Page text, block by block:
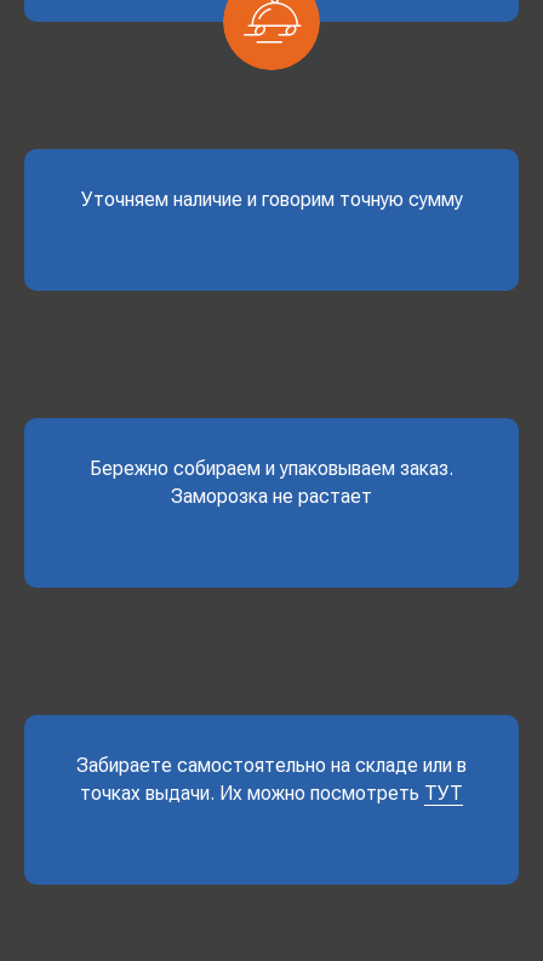
Уточняем наличие и говорим точную сумму
Бережно собираем и упаковываем заказ.
Заморозка не растает
Забираете самостоятельно на складе или в
точках выдачи. Их можно посмотреть ТУТ